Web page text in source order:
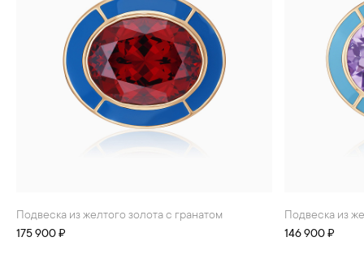
Подвеска из желтого золота с гранатом
175 900 ₽
Подвеска из
146 900 ₽